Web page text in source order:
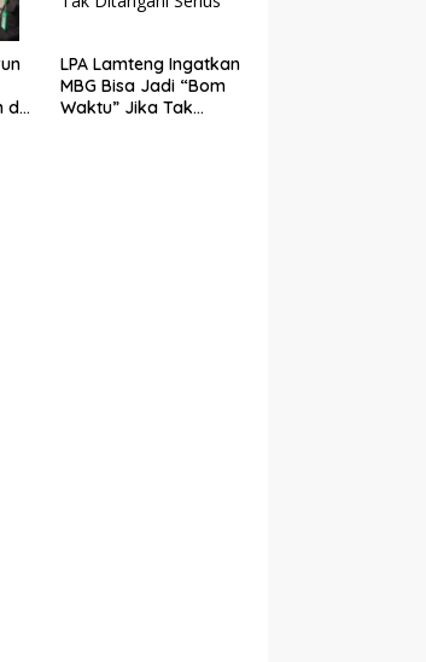
di
LPA Lamteng Ingatkan
MBG Bisa Jadi “Bom
Waktu” Jika Tak